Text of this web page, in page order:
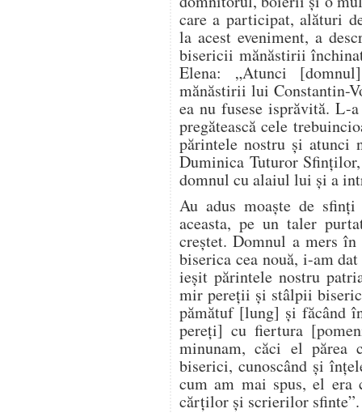
care a participat, alături
la acest eveniment, a
bisericii mănăstirii
Elena: „Atunci
mănăstirii lui Constantin-
ea nu fusese isprăvită. L-
pregătească cele
părintele nostru și atunci
Duminica Tuturor
domnul cu alaiul lui și a
Au adus moaște de
aceasta, pe un taler
creștet. Domnul a mers
biserica cea nouă, i-am
ieșit părintele nostru
mir pereții și stâlpii
pămătuf [lung] și făcând
pereți] cu fiertura
minunam, căci el
biserici, cunoscând și
cum am mai spus, el era
cărților și scrierilor sfinte”.